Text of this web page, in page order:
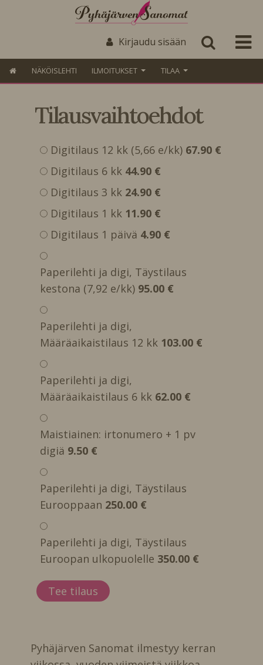
Kirjaudu sisään
NÄKÖISLEHTI ILMOITUKSET TILAA
Tilausvaihtoehdot
Digitilaus 12 kk (5,66 e/kk) 67.90 €
Digitilaus 6 kk 44.90 €
Digitilaus 3 kk 24.90 €
Digitilaus 1 kk 11.90 €
Digitilaus 1 päivä 4.90 €
Paperilehti ja digi, Täystilaus
kestona (7,92 e/kk) 95.00 €
Paperilehti ja digi,
Määräaikaistilaus 12 kk 103.00 €
Paperilehti ja digi,
Määräaikaistilaus 6 kk 62.00 €
Maistiainen: irtonumero + 1 pv
digiä 9.50 €
Paperilehti ja digi, Täystilaus
Eurooppaan 250.00 €
Paperilehti ja digi, Täystilaus
Euroopan ulkopuolelle 350.00 €
Pyhäjärven Sanomat ilmestyy kerran